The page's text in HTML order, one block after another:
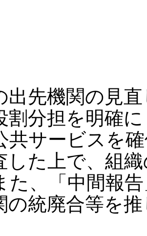
出先機関の見
割分担を明確
共サービスを
した上で、組
た、「中間報
の統廃合等を